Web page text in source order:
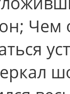
Чем